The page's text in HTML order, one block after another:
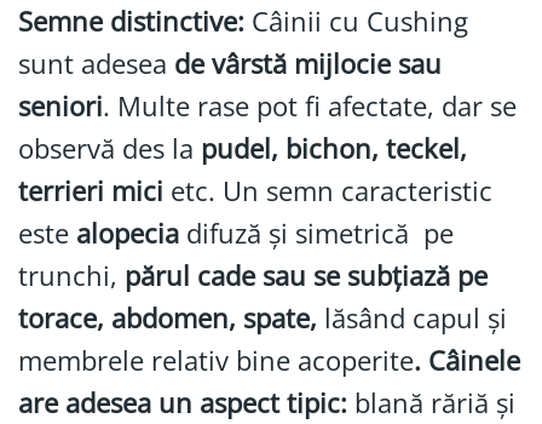
Semne distinctive: Câinii cu Cushing
sunt adesea de vârstă mijlocie sau
seniori. Multe rase pot fi afectate, dar se
observă des la pudel, bichon, teckel,
terrieri mici etc. Un semn caracteristic
este alopecia difuză și simetrică pe
trunchi, părul cade sau se subțiază pe
torace, abdomen, spate, lăsând capul și
membrele relativ bine acoperite. Câinele
are adesea un aspect tipic: blană răriă și